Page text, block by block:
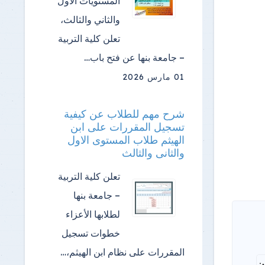
والثاني والثالث،
تعلن كلية التربية
– جامعة بنها عن فتح باب…
01 مارس 2026
شرح مهم للطلاب عن كيفية
تسجيل المقررات على ابن
الهيثم طلاب المستوى الاول
والثانى والثالث
تعلن كلية التربية
– جامعة بنها
لطلابها الأعزاء
خطوات تسجيل
المقررات على نظام ابن الهيثم،…